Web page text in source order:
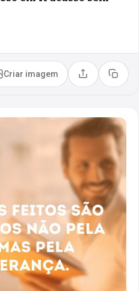
Criar imagem Compartilhar
Copiar